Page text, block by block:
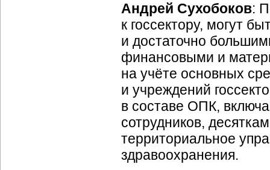
Андрей Сухобоков:
к госсектору, могут
и достаточно
финансовыми и
на учёте основных
и учреждений
в составе ОПК,
сотрудников,
территориальное
здравоохранения.